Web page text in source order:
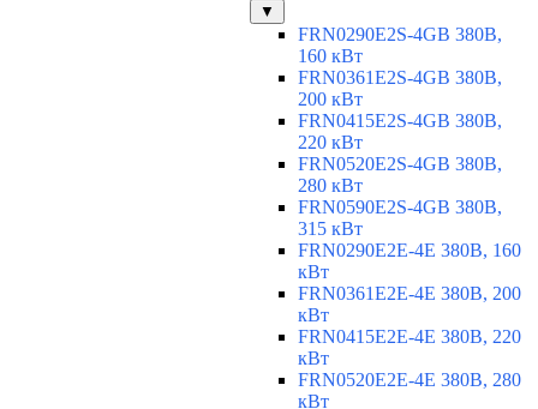
▼
FRN0290E2S-4GB 380В,
160 кВт
FRN0361E2S-4GB 380В,
200 кВт
FRN0415E2S-4GB 380В,
220 кВт
FRN0520E2S-4GB 380В,
280 кВт
FRN0590E2S-4GB 380В,
315 кВт
FRN0290E2E-4E 380В, 160
кВт
FRN0361E2E-4E 380В, 200
кВт
FRN0415E2E-4E 380В, 220
кВт
FRN0520E2E-4E 380В, 280
кВт